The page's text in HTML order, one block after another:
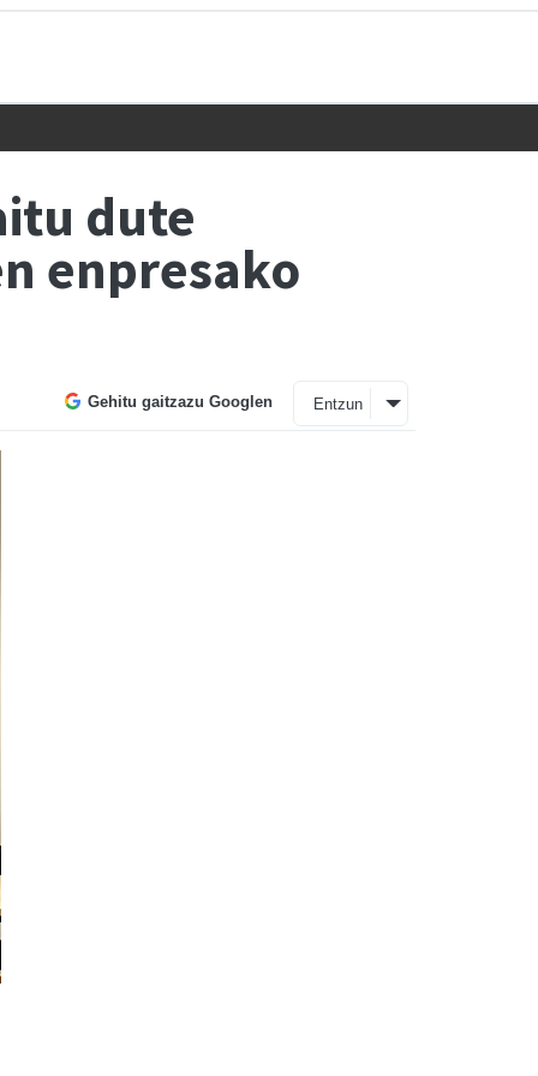
dute
enpresako
Gehitu gaitzazu Googlen Entzun